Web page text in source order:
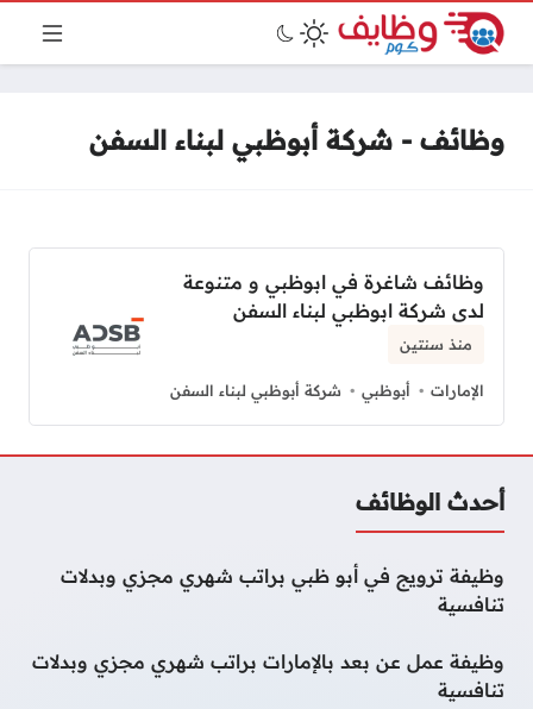
وظائف - شركة أبوظبي لبناء السفن
وظائف شاغرة في ابوظبي و متنوعة
لدى شركة ابوظبي لبناء السفن
منذ سنتين
الإمارات أبوظبي شركة أبوظبي لبناء السفن
أحدث الوظائف
وظيفة ترويج في أبو ظبي براتب شهري مجزي وبدلات
تنافسية
وظيفة عمل عن بعد بالإمارات براتب شهري مجزي وبدلات
تنافسية